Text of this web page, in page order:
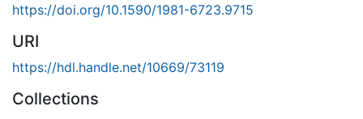
https://doi.org/10.1590/1981-6723.9715
URI
https://hdl.handle.net/10669/73119
Collections